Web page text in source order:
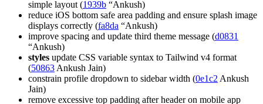
simple layout (1939b “Ankush)
reduce iOS bottom safe area padding and ensure splash image
displays correctly (fa8da “Ankush)
improve spacing and update third theme message (d0831
“Ankush)
styles update CSS variable syntax to Tailwind v4 format
(50863 Ankush Jain)
constrain profile dropdown to sidebar width (0e1c2 Ankush
Jain)
remove excessive top padding after header on mobile app